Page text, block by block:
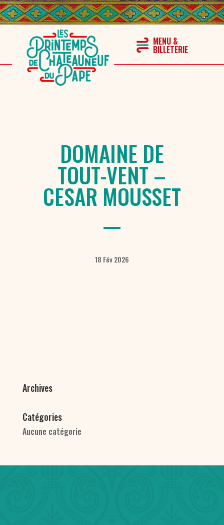
DOMAINE DE
TOUT-VENT –
CESAR MOUSSET
18 Fév 2026
Archives
Catégories
Aucune catégorie